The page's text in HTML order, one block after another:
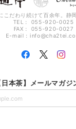
こだわり続けて百余年。静
TEL： 055-920-0025
FAX： 055-920-0027
E-mail：
本茶】メールマガジ